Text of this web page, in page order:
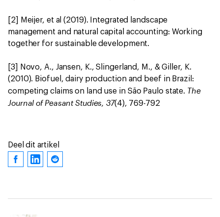
[2] Meijer, et al (2019). Integrated landscape
management and natural capital accounting: Working
together for sustainable development.
[3] Novo, A., Jansen, K., Slingerland, M., & Giller, K.
(2010). Biofuel, dairy production and beef in Brazil:
competing claims on land use in São Paulo state. The
Journal of Peasant Studies, 37(4), 769-792
Deel dit artikel